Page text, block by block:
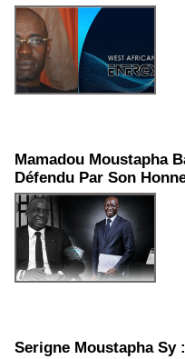
Mamadou Moustapha
Défendu Par Son
Serigne Moustapha Sy